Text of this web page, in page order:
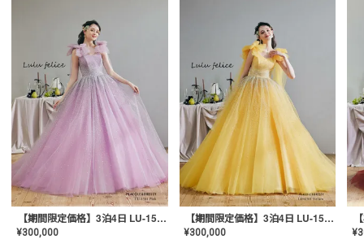
【期間限定価格】3泊4日 LU-1501(Pink)
¥300,000
【期間限定価格】3泊4日 LU-1501(Yellow)
¥300,000 ¥